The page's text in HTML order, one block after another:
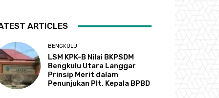
ARTICLES
BENGKULU
LSM KPK-B Nilai BKPSDM
Bengkulu Utara Langgar
Prinsip Merit dalam
Penunjukan Plt. Kepala BPBD